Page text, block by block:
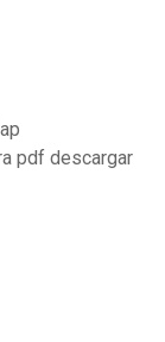
pdf descargar